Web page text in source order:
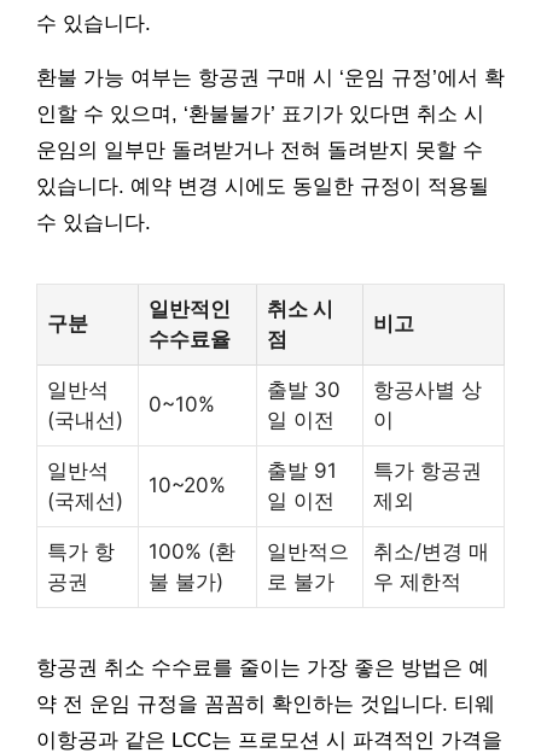
수 있습니다.
환불 가능 여부는 항공권 구매 시 ‘운임 규정’에서 확
인할 수 있으며, ‘환불불가’ 표기가 있다면 취소 시
운임의 일부만 돌려받거나 전혀 돌려받지 못할 수
있습니다. 예약 변경 시에도 동일한 규정이 적용될
수 있습니다.
구분
일반적인
수수료율
취소 시
점
비고
일반석
(국내선)
0~10%
출발 30
일 이전
항공사별 상
이
일반석
(국제선)
10~20%
출발 91
일 이전
특가 항공권
제외
특가 항
공권
100% (환
불 불가)
일반적으
로 불가
취소/변경 매
우 제한적
항공권 취소 수수료를 줄이는 가장 좋은 방법은 예
약 전 운임 규정을 꼼꼼히 확인하는 것입니다. 티웨
이항공과 같은 LCC는 프로모션 시 파격적인 가격을